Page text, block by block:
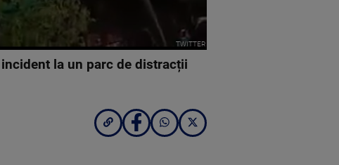
TWITTER
la un parc de distracții